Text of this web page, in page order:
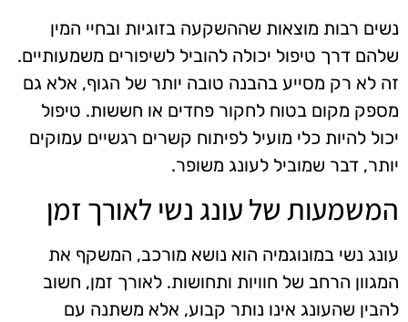
נשים רבות מוצאות שההשקעה בזוגיות ובחיי המין
שלהם דרך טיפול יכולה להוביל לשיפורים משמעותיים.
זה לא רק מסייע בהבנה טובה יותר של הגוף, אלא גם
מספק מקום בטוח לחקור פחדים או חששות. טיפול
יכול להיות כלי מועיל לפיתוח קשרים רגשיים עמוקים
יותר, דבר שמוביל לעונג משופר.
המשמעות של עונג נשי לאורך זמן
עונג נשי במונוגמיה הוא נושא מורכב, המשקף את
המגוון הרחב של חוויות ותחושות. לאורך זמן, חשוב
להבין שהעונג אינו נותר קבוע, אלא משתנה עם